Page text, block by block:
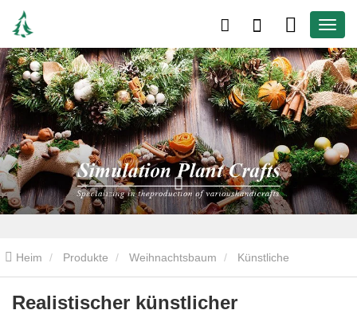
Heim Produkte Weihnachtsbaum Künstliche
Weihnachtsbäume
Realistischer künstlicher